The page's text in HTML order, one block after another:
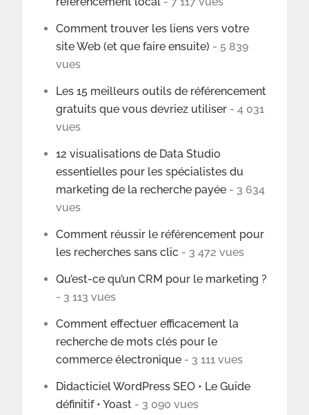
Comment trouver les liens vers votre
site Web (et que faire ensuite) - 5 839
vues
Les 15 meilleurs outils de référencement
gratuits que vous devriez utiliser - 4 031
vues
12 visualisations de Data Studio
essentielles pour les spécialistes du
marketing de la recherche payée - 3 634
vues
Comment réussir le référencement pour
les recherches sans clic - 3 472 vues
Qu’est-ce qu’un CRM pour le marketing ?
- 3 113 vues
Comment effectuer efficacement la
recherche de mots clés pour le
commerce électronique - 3 111 vues
Didacticiel WordPress SEO • Le Guide
définitif • Yoast - 3 090 vues